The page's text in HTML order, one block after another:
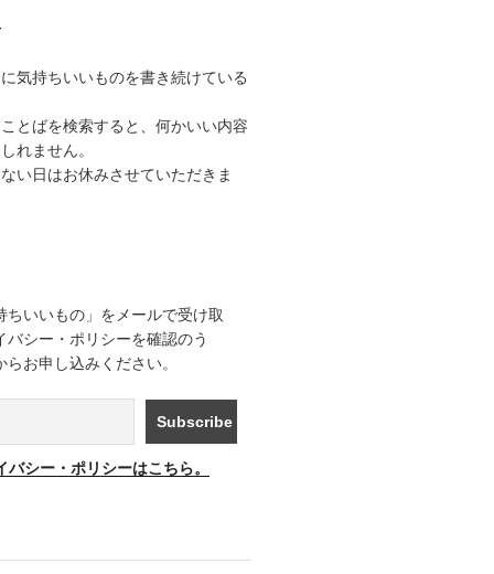
気持ちいいものを書き続けている
とばを検索すると、何かいい内容
れません。
い日はお休みさせていただきま
いいもの」をメールで受け取
バシー・ポリシーを確認のう
お申し込みください。
バシー・ポリシーはこちら。